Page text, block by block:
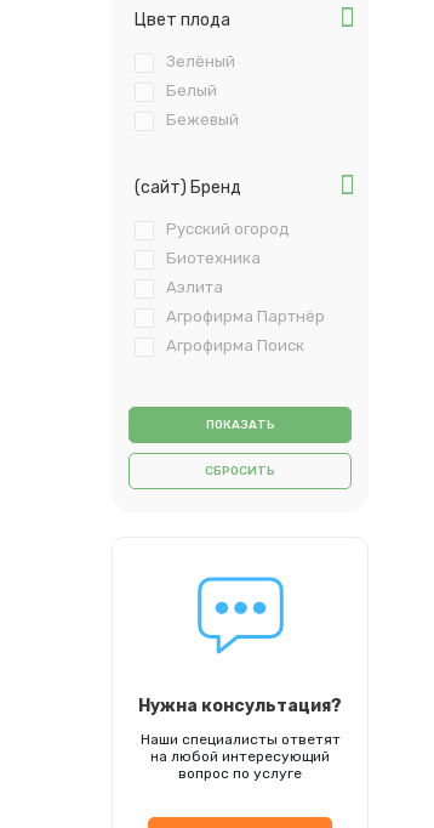
Цвет плода
Зелёный
Белый
Бежевый
(сайт) Бренд
Русский огород
Биотехника
Аэлита
Агрофирма Партнёр
Агрофирма Поиск
СБРОСИТЬ
Нужна консультация?
Наши специалисты ответят
на любой интересующий
вопрос по услуге